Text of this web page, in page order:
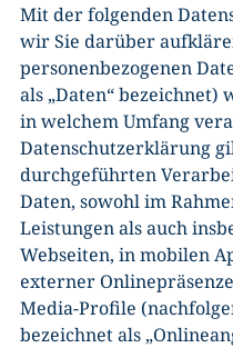
Mit der folgenden
wir Sie darüber
personenbezogenen
als „Daten“
in welchem Umfang
Datenschutzerklärung
durchgeführten
Daten, sowohl im
Leistungen als auch
Webseiten, in mobilen
externer
Media-Profile
bezeichnet als